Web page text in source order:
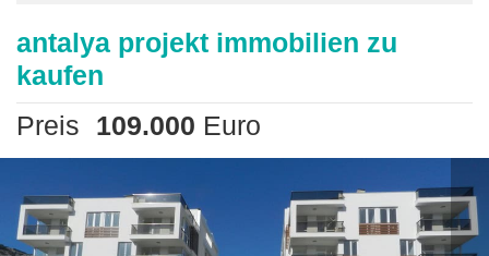
antalya projekt immobilien zu
kaufen
Preis
109.000 Euro